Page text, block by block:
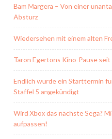
Bam Margera – Von einer
Absturz
Wiedersehen mit einem alten
Taron Egertons Kino-Pause seit
Endlich wurde ein Starttermin
Staffel 5 angekündigt
Wird Xbox das nächste Sega?
aufpassen!